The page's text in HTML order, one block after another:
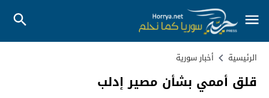
الرئيسية أخبار سورية
قلق أممي بشأن مصير إدلب